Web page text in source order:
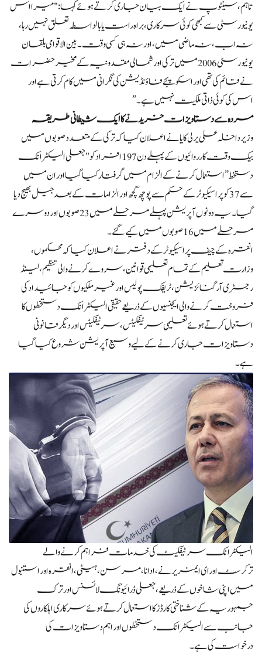
تاہم، سینٹوپ نے ایک بیان جاری کرتے ہوئے کہا: "میرا اس
یونیورسٹی سے کبھی کوئی سرکاری، براہ راست یا بالواسطہ تعلق نہیں رہا،
نہ اب، نہ ماضی میں، اور نہ ہی کسی وقت۔ بین الاقوامی بلقان
یونیورسٹی 2006 میں ترکی اور شمالی مقدونیہ کے مخیر حضرات
نے قائم کی تھی اور اسکوپجے فاؤنڈیشن کی نگرانی میں کام کرتی ہے اور
اس کی کوئی ذاتی ملکیت نہیں ہے۔”
مردہ سے دستاویزات خریدنے کا ایک شیطانی طریقہ
وزیر داخلہ علی یرلی کایا نے اعلان کیا کہ ترکی کے متعدد صوبوں میں
بیک وقت کارروائیوں کے پہلے دن 197 افراد کو "جعلی الیکٹرانک
دستخط” استعمال کرنے کے الزام میں گرفتار کیا گیا اور ان میں
سے 37 کو پراسیکیوٹر کے حکم سے پوچھ گچھ اور الزامات کے بعد جیل بھیج دیا
گیا۔ یہ دونوں آپریشن پہلے مرحلے میں 23 صوبوں اور دوسرے
مرحلے میں 16 صوبوں میں کیے گئے۔
انقرہ کے چیف پراسیکیوٹر کے دفتر نے اعلان کیا کہ محکموں،
وزارت تعلیم کے تمام تعلیمی قوانین، سروے کرنے والی تنظیم، لینڈ
رجسٹری آرگنائزیشن، ٹریفک پولیس اور غیر ملکیوں کو جائیداد کی
فروخت کرنے والی ایجنسیوں کے ذریعے حقیقی الیکٹرانک دستخطوں کا
استعمال کرتے ہوئے تعلیمی سرٹیفکیٹس، سرٹیفکیٹس اور دیگر قانونی
دستاویزات جاری کرنے کے لیے وسیع آپریشن شروع کیا گیا
ہے۔
الیکٹرانک سرٹیفکیٹ کی خدمات فراہم کرنے والے
ترکرسٹ اورای ایمزیر نے، ادانا، مرسن، ہیٹی، انقرہ اور استنبول
میں اپنی شاخوں کے ذریعے، جعلی ڈرائیونگ لائسنس اور ترک
جمہوریہ کے شناختی کارڈز کا استعمال کرتے ہوئے سرکاری اہلکاروں کی
جانب سے الیکٹرانک دستخطوں اور اہم دستاویزات کی
درخواست کی ہے۔